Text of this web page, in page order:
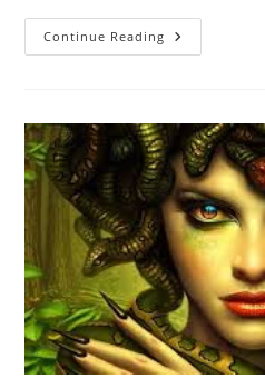
Continue Reading Echidna:
Asal
Kuno
Wanita
Setengah
Ular